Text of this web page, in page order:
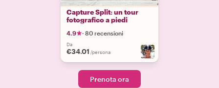
Capture Split: un tour
fotografico a piedi
4.9 · 80 recensioni
Da
€34.01 /persona
Prenota ora